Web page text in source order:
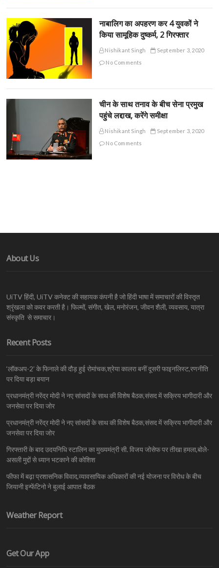
नाबालिग का अपहरण कर 4 युवकों ने
किया सामूहिक दुष्कर्म, 2 गिरफ्तार
Nishikant Singh
September 3, 2020
No Comments
चीन के साथ तनाव के बीच सेना प्रमुख
पहुंचे लद्दाख, करेंगे समीक्षा
Nishikant Singh
September 3, 2020
No Comments
About Us
UiTV हिंदी, UiTV कनेक्ट की सहायक कंपनी है जो हिंदी भाषा में समाचारों की विस्तृत
श्रृंखला को कवर करती है। फिल्मों, संगीत, खेल, मनोरंजन, जीवन शैली, व्यवसाय, यात्रा
संस्कृति से समाचार।
Recent Posts
‘लॉकअप-2’ के फिनाले की दौड़ हुई रोमांचक,श्रेया कालरा बनीं दूसरी फाइनलिस्ट,रणनीति
पर दिया बड़ा बयान
प्रधानमंत्री नरेंद्र मोदी ने नए सांसदों के साथ की विशेष बैठक,संसद में सक्रिय भागीदारी और
जनसेवा पर दिया जोर
प्रधानमंत्री नरेंद्र मोदी ने नए सांसदों के साथ की विशेष बैठक,संसद में सक्रिय भागीदारी और
जनसेवा पर दिया जोर
गिरफ्तारी के बाद उदयनिधि स्टालिन का मुख्यमंत्री सी. विजय जोसेफ पर तीखा हमला,बोले-
असली मुद्दों से ध्यान भटकाने की कोशिश
फीफा में बढ़ा प्रशासनिक विवाद,व्यावसायिक अधिकारों की नई योजना पर विरोध के बीच
जियानी इन्फेंटिनो ने बुलाई आपात बैठक
Weather Report
Get Our App